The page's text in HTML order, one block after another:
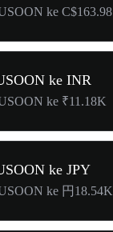
ke C$163.98
ke INR
ke ₹11.18K
ke JPY
ke 円18.54K